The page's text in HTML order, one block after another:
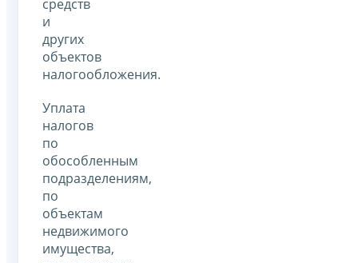
средств
и
других
объектов
налогообложения.
Уплата
налогов
по
обособленным
подразделениям,
по
объектам
недвижимого
имущества,